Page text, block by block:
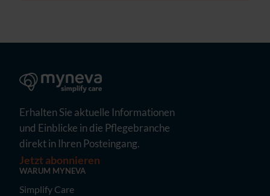
Erhalten Sie aktuelle Informationen
und Einblicke in die Pflegebranche
direkt in Ihren Posteingang.
Jetzt abonnieren
WARUM MYNEVA
Simplify Care